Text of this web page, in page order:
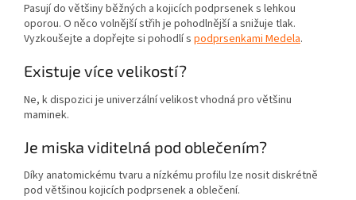
Pasují do většiny běžných a kojicích podprsenek s lehkou
oporou. O něco volnější střih je pohodlnější a snižuje tlak.
Vyzkoušejte a dopřejte si pohodlí s podprsenkami Medela.
Existuje více velikostí?
Ne, k dispozici je univerzální velikost vhodná pro většinu
maminek.
Je miska viditelná pod oblečením?
Díky anatomickému tvaru a nízkému profilu lze nosit diskrétně
pod většinou kojicích podprsenek a oblečení.